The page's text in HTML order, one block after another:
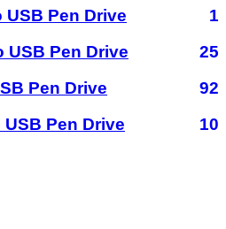
Pen Drive
1
USB Pen Drive
25
Pen Drive
92
Pen Drive
10